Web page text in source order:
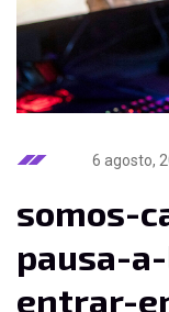
6 agosto,
somos-
pausa-
entrar-